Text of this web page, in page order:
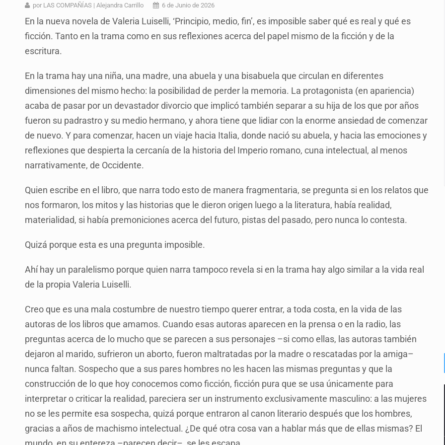
Ex policía es detenido por agresión y amenzas contra su pareja
Vecinos de Mirador de San Isidro denuncian tala; IJALVI lo niega
Reporta 627 acciones tras inundación en Balcones de Oblatos
Proponen consulta popular por desarrollo de vivienda en Mirador de San Isidro
Identifican a más implicados en crimen de Valeria
Capturan a secuestradora buscada desde 2012
por LAS COMPAÑÍAS | Alejandra Carrillo 6 de Junio de 2026
En la nueva novela de Valeria Luiselli, ‘Principio, medio, fin’, es imposible saber qué es real y qué es
ficción. Tanto en la trama como en sus reflexiones acerca del papel mismo de la ficción y de la
escritura.
En la trama hay una niña, una madre, una abuela y una bisabuela que circulan en diferentes
dimensiones del mismo hecho: la posibilidad de perder la memoria. La protagonista (en apariencia)
acaba de pasar por un devastador divorcio que implicó también separar a su hija de los que por años
fueron su padrastro y su medio hermano, y ahora tiene que lidiar con la enorme ansiedad de comenzar
de nuevo. Y para comenzar, hacen un viaje hacia Italia, donde nació su abuela, y hacia las emociones y
reflexiones que despierta la cercanía de la historia del Imperio romano, cuna intelectual, al menos
narrativamente, de Occidente.
Quien escribe en el libro, que narra todo esto de manera fragmentaria, se pregunta si en los relatos que
nos formaron, los mitos y las historias que le dieron origen luego a la literatura, había realidad,
materialidad, si había premoniciones acerca del futuro, pistas del pasado, pero nunca lo contesta.
Quizá porque esta es una pregunta imposible.
Ahí hay un paralelismo porque quien narra tampoco revela si en la trama hay algo similar a la vida real
de la propia Valeria Luiselli.
Creo que es una mala costumbre de nuestro tiempo querer entrar, a toda costa, en la vida de las
autoras de los libros que amamos. Cuando esas autoras aparecen en la prensa o en la radio, las
preguntas acerca de lo mucho que se parecen a sus personajes –si como ellas, las autoras también
dejaron al marido, sufrieron un aborto, fueron maltratadas por la madre o rescatadas por la amiga–
nunca faltan. Sospecho que a sus pares hombres no les hacen las mismas preguntas y que la
construcción de lo que hoy conocemos como ficción, ficción pura que se usa únicamente para
interpretar o criticar la realidad, pareciera ser un instrumento exclusivamente masculino: a las mujeres
no se les permite esa sospecha, quizá porque entraron al canon literario después que los hombres,
gracias a años de machismo intelectual. ¿De qué otra cosa van a hablar más que de ellas mismas? El